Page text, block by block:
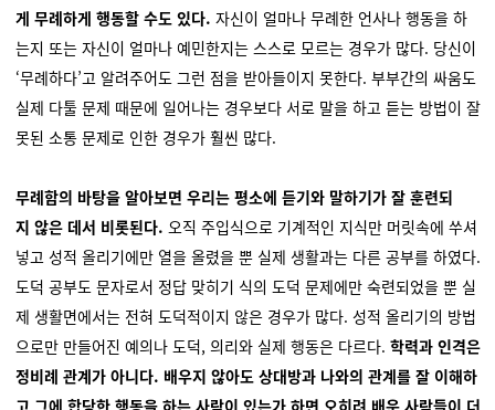
게 무례하게 행동할 수도 있다. 자신이 얼마나 무례한 언사나 행동을 하
는지 또는 자신이 얼마나 예민한지는 스스로 모르는 경우가 많다. 당신이
‘무례하다’고 알려주어도 그런 점을 받아들이지 못한다. 부부간의 싸움도
실제 다툴 문제 때문에 일어나는 경우보다 서로 말을 하고 듣는 방법이 잘
못된 소통 문제로 인한 경우가 훨씬 많다.
무례함의 바탕을 알아보면 우리는 평소에 듣기와 말하기가 잘 훈련되
지 않은 데서 비롯된다. 오직 주입식으로 기계적인 지식만 머릿속에 쑤셔
넣고 성적 올리기에만 열을 올렸을 뿐 실제 생활과는 다른 공부를 하였다.
도덕 공부도 문자로서 정답 맞히기 식의 도덕 문제에만 숙련되었을 뿐 실
제 생활면에서는 전혀 도덕적이지 않은 경우가 많다. 성적 올리기의 방법
으로만 만들어진 예의나 도덕, 의리와 실제 행동은 다르다. 학력과 인격은
정비례 관계가 아니다. 배우지 않아도 상대방과 나와의 관계를 잘 이해하
고 그에 합당한 행동을 하는 사람이 있는가 하면 오히려 배운 사람들이 더